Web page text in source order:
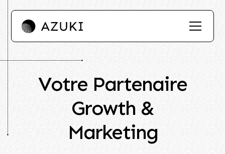
Votre Partenaire
Growth &
Marketing